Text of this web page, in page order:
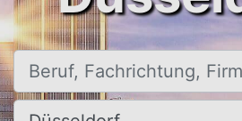
Beruf, Fachrichtung, Firma
Ort, Stadt